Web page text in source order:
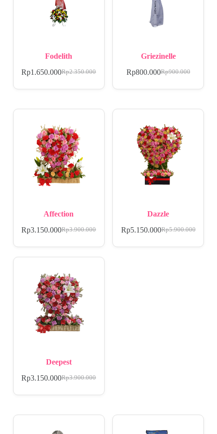
Fodelith
Rp2.350.000
Rp1.650.000
Griezinelle
Rp900.000
Rp800.000
Affection
Rp3.900.000
Rp3.150.000
Dazzle
Rp5.900.000
Rp5.150.000
Deepest
Rp3.900.000
Rp3.150.000